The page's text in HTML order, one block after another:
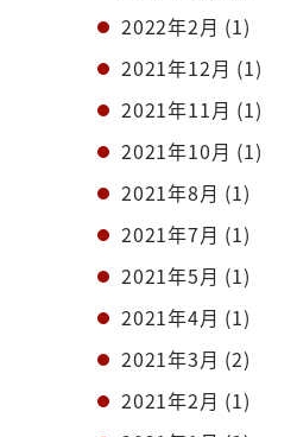
2022年2月 (1)
2021年12月 (1)
2021年11月 (1)
2021年10月 (1)
2021年8月 (1)
2021年7月 (1)
2021年5月 (1)
2021年4月 (1)
2021年3月 (2)
2021年2月 (1)